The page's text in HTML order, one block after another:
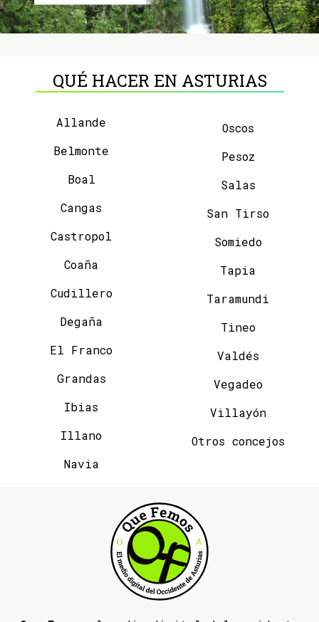
QUÉ HACER EN ASTURIAS
Allande
Belmonte
Boal
Cangas
Castropol
Coaña
Cudillero
Degaña
El Franco
Grandas
Ibias
Illano
Navia
Oscos
Pesoz
Salas
San Tirso
Somiedo
Tapia
Taramundi
Tineo
Valdés
Vegadeo
Villayón
Otros concejos